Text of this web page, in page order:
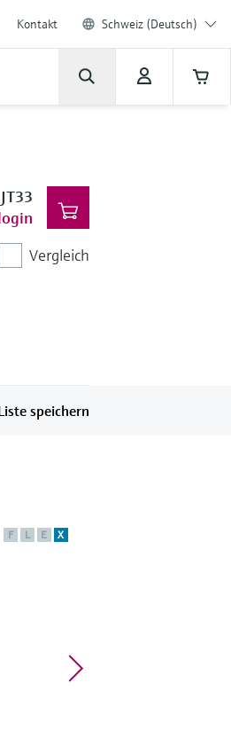
Kontakt Schweiz (Deutsch)
JT33
Vergleich
speichern
F L E X